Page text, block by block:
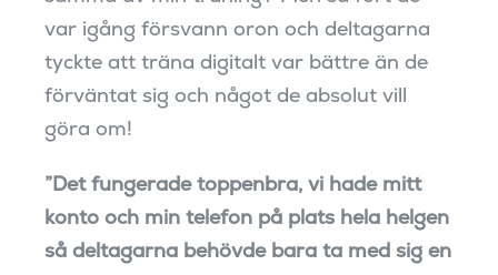
var igång försvann oron och deltagarna
tyckte att träna digitalt var bättre än de
förväntat sig och något de absolut vill
göra om!
”Det fungerade toppenbra, vi hade mitt
konto och min telefon på plats hela helgen
så deltagarna behövde bara ta med sig en